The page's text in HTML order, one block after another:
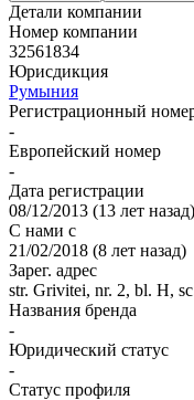
Детали компании
Номер компании
32561834
Юрисдикция
Румыния
Регистрационный
-
Европейский номер
-
Дата регистрации
08/12/2013 (13 лет назад)
С нами с
21/02/2018 (8 лет назад)
Зарег. адрес
str. Grivitei, nr. 2, bl. H,
Названия бренда
-
Юридический статус
-
Статус профиля